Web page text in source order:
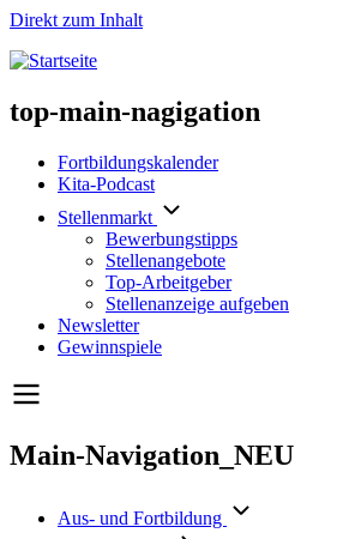
Direkt zum Inhalt
top-main-nagigation
Fortbildungskalender
Kita-Podcast
Stellenmarkt
Bewerbungstipps
Stellenangebote
Top-Arbeitgeber
Stellenanzeige aufgeben
Newsletter
Gewinnspiele
Main-Navigation_NEU
Aus- und Fortbildung